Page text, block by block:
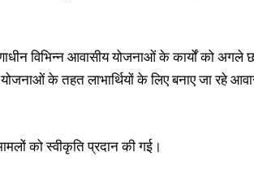
विभिन्न आवासीय योजनाओं के कार्यों को अगले
के तहत लाभार्थियों के लिए बनाए जा रहे
को स्वीकृति प्रदान की गई।